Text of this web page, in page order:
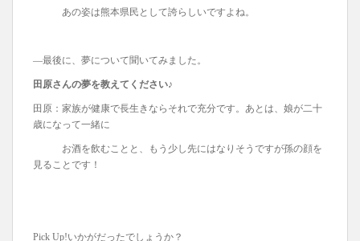
あの姿は熊本県民として誇らしいですよね。
―最後に、夢について聞いてみました。
田原さんの夢を教えてください♪
田原：家族が健康で長生きならそれで充分です。あとは、娘が二十
歳になって一緒に
お酒を飲むことと、もう少し先にはなりそうですが孫の顔を
見ることです！
Pick Up!いかがだったでしょうか？